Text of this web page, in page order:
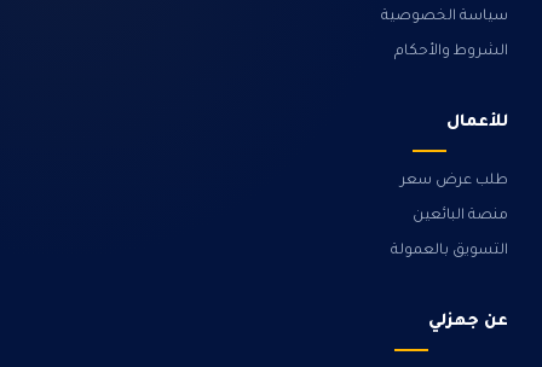
سياسة الخصوصية
الشروط والأحكام
للأعمال
طلب عرض سعر
منصة البائعين
التسويق بالعمولة
عن جهزلي